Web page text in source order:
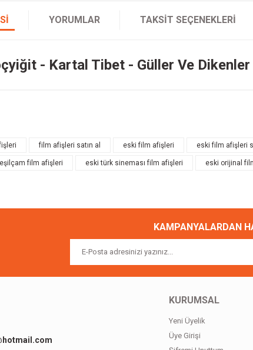
YORUMLAR TAKSIT SEÇENEKLERI
- Kartal Tibet - Güller Ve
bozuk veya görüntülenemiyor.
eksik bilgiler bulunuyor.
film afişleri satın al eski film afişleri eski film afişleri
film afişleri eski türk sineması film afişleri eski orijinal
KAMPANYALARDAN
hotmail.com
KURUMSAL
Yeni Üyelik
Üye Girişi